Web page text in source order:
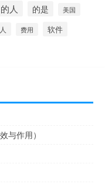
的人 的是 美国
费用 软件
与作用）